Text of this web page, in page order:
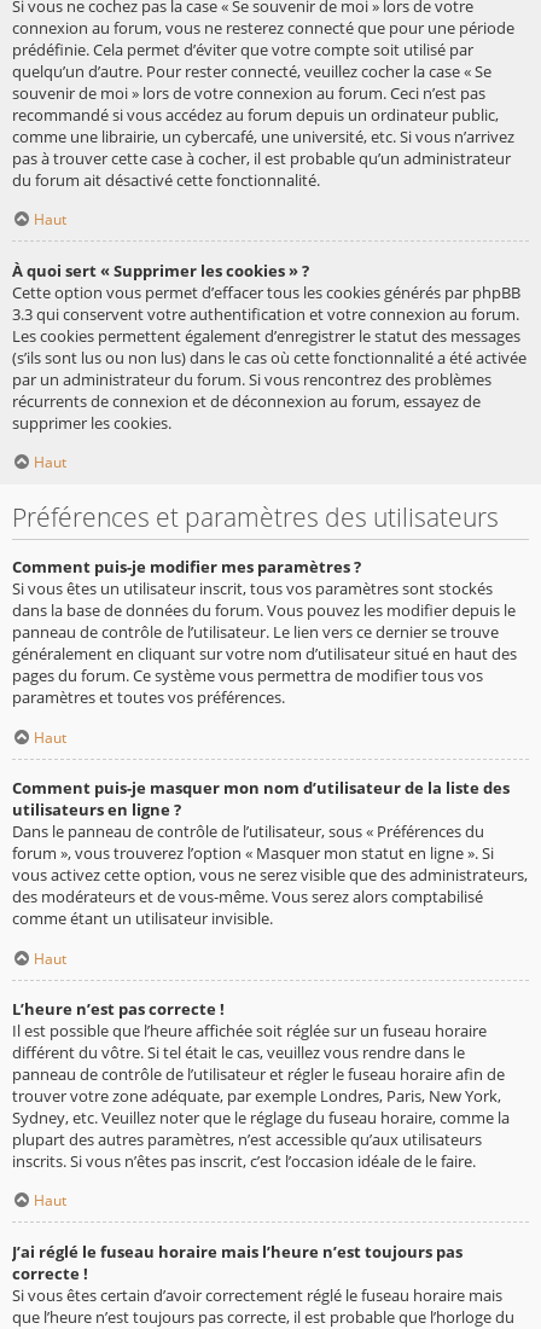
Si vous ne cochez pas la case « Se souvenir de moi » lors de votre
connexion au forum, vous ne resterez connecté que pour une période
prédéfinie. Cela permet d’éviter que votre compte soit utilisé par
quelqu’un d’autre. Pour rester connecté, veuillez cocher la case « Se
souvenir de moi » lors de votre connexion au forum. Ceci n’est pas
recommandé si vous accédez au forum depuis un ordinateur public,
comme une librairie, un cybercafé, une université, etc. Si vous n’arrivez
pas à trouver cette case à cocher, il est probable qu’un administrateur
du forum ait désactivé cette fonctionnalité.
Haut
À quoi sert « Supprimer les cookies » ?
Cette option vous permet d’effacer tous les cookies générés par phpBB
3.3 qui conservent votre authentification et votre connexion au forum.
Les cookies permettent également d’enregistrer le statut des messages
(s’ils sont lus ou non lus) dans le cas où cette fonctionnalité a été activée
par un administrateur du forum. Si vous rencontrez des problèmes
récurrents de connexion et de déconnexion au forum, essayez de
supprimer les cookies.
Haut
Préférences et paramètres des utilisateurs
Comment puis-je modifier mes paramètres ?
Si vous êtes un utilisateur inscrit, tous vos paramètres sont stockés
dans la base de données du forum. Vous pouvez les modifier depuis le
panneau de contrôle de l’utilisateur. Le lien vers ce dernier se trouve
généralement en cliquant sur votre nom d’utilisateur situé en haut des
pages du forum. Ce système vous permettra de modifier tous vos
paramètres et toutes vos préférences.
Haut
Comment puis-je masquer mon nom d’utilisateur de la liste des
utilisateurs en ligne ?
Dans le panneau de contrôle de l’utilisateur, sous « Préférences du
forum », vous trouverez l’option « Masquer mon statut en ligne ». Si
vous activez cette option, vous ne serez visible que des administrateurs,
des modérateurs et de vous-même. Vous serez alors comptabilisé
comme étant un utilisateur invisible.
Haut
L’heure n’est pas correcte !
Il est possible que l’heure affichée soit réglée sur un fuseau horaire
différent du vôtre. Si tel était le cas, veuillez vous rendre dans le
panneau de contrôle de l’utilisateur et régler le fuseau horaire afin de
trouver votre zone adéquate, par exemple Londres, Paris, New York,
Sydney, etc. Veuillez noter que le réglage du fuseau horaire, comme la
plupart des autres paramètres, n’est accessible qu’aux utilisateurs
inscrits. Si vous n’êtes pas inscrit, c’est l’occasion idéale de le faire.
Haut
J’ai réglé le fuseau horaire mais l’heure n’est toujours pas
correcte !
Si vous êtes certain d’avoir correctement réglé le fuseau horaire mais
que l’heure n’est toujours pas correcte, il est probable que l’horloge du